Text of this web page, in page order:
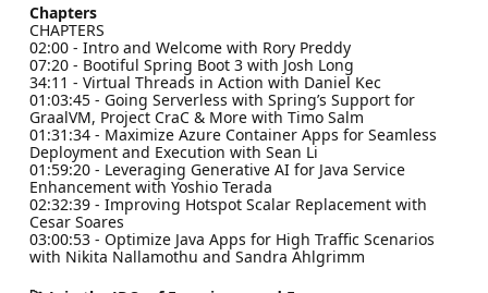
Chapters
CHAPTERS
02:00 - Intro and Welcome with Rory Preddy
07:20 - Bootiful Spring Boot 3 with Josh Long
34:11 - Virtual Threads in Action with Daniel Kec
01:03:45 - Going Serverless with Spring’s Support for
GraalVM, Project CraC & More with Timo Salm
01:31:34 - Maximize Azure Container Apps for Seamless
Deployment and Execution with Sean Li
01:59:20 - Leveraging Generative AI for Java Service
Enhancement with Yoshio Terada
02:32:39 - Improving Hotspot Scalar Replacement with
Cesar Soares
03:00:53 - Optimize Java Apps for High Traffic Scenarios
with Nikita Nallamothu and Sandra Ahlgrimm